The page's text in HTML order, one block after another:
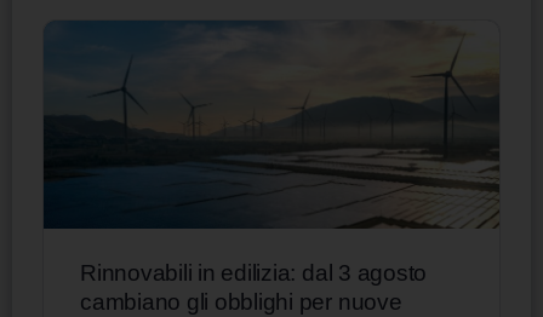
Rinnovabili in edilizia: dal 3 agosto
cambiano gli obblighi per nuove